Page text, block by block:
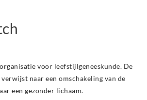
voor leefstijlgeneeskunde. De
verwijst naar een omschakeling van de
een gezonder lichaam.